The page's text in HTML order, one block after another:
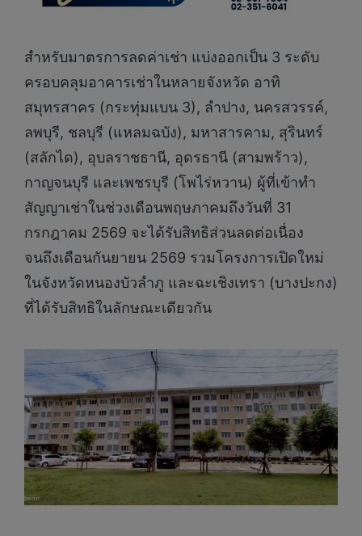
สำหรับมาตรการลดค่าเช่า แบ่งออกเป็น 3 ระดับ
ครอบคลุมอาคารเช่าในหลายจังหวัด อาทิ
สมุทรสาคร (กระทุ่มแบน 3), ลำปาง, นครสวรรค์,
ลพบุรี, ชลบุรี (แหลมฉบัง), มหาสารคาม, สุรินทร์
(สลักได), อุบลราชธานี, อุดรธานี (สามพร้าว),
กาญจนบุรี และเพชรบุรี (โพไร่หวาน) ผู้ที่เข้าทำ
สัญญาเช่าในช่วงเดือนพฤษภาคมถึงวันที่ 31
กรกฎาคม 2569 จะได้รับสิทธิส่วนลดต่อเนื่อง
จนถึงเดือนกันยายน 2569 รวมโครงการเปิดใหม่
ในจังหวัดหนองบัวลำภู และฉะเชิงเทรา (บางปะกง)
ที่ได้รับสิทธิในลักษณะเดียวกัน